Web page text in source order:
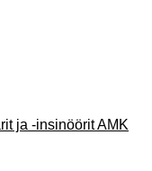
ja -insinöörit AMK